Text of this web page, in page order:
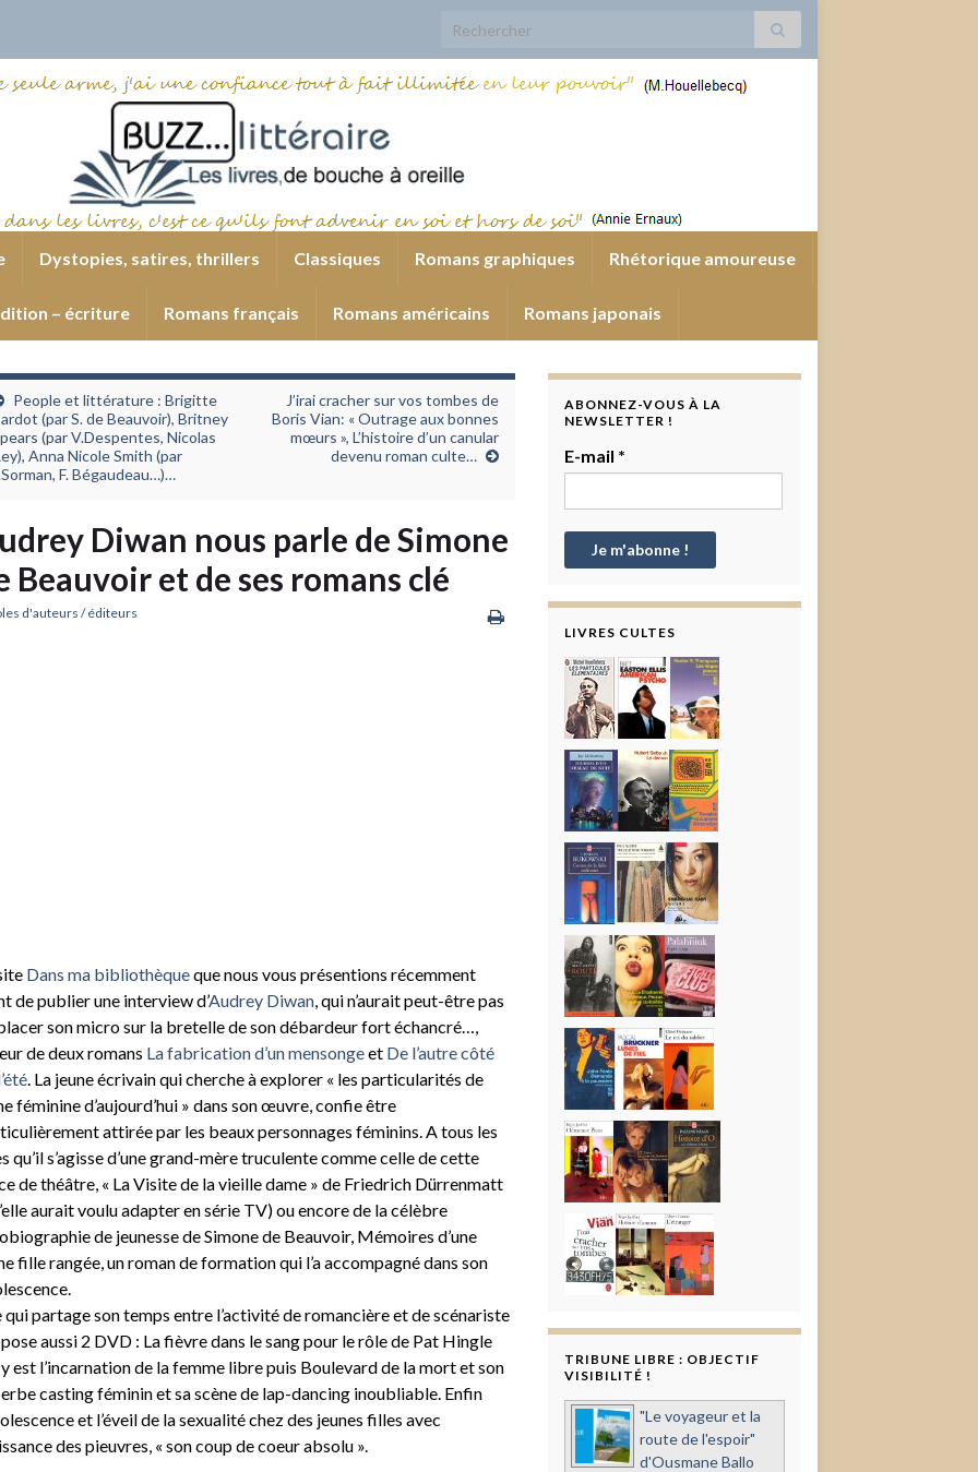
Search for:
Dystopies, satires, thrillers Classiques Romans graphiques Rhétorique amoureuse
– écriture Romans français Romans américains Romans japonais
People et littérature : Brigitte
(par S. de Beauvoir), Britney
(par V.Despentes, Nicolas
Anna Nicole Smith (par
F. Bégaudeau…)…
J’irai cracher sur vos tombes de
Boris Vian: « Outrage aux bonnes
mœurs », L’histoire d’un canular
devenu roman culte…
Diwan nous parle de Simone
Beauvoir et de ses romans clé
d'auteurs / éditeurs
Dans ma bibliothèqueque nous vous présentions récemment
de publier une interview d’Audrey Diwan, qui n’aurait peut-être pas
son micro sur la bretelle de son débardeur fort échancré…,
de deux romans La fabrication d’un mensongeet De l’autre côté
. La jeune écrivain qui cherche à explorer « les particularités de
féminine d’aujourd’hui » dans son œuvre, confie être
attirée par les beaux personnages féminins. A tous les
qu’il s’agisse d’une grand-mère truculente comme celle de cette
de théâtre, « La Visite de la vieille dame » de Friedrich Dürrenmatt
aurait voulu adapter en série TV) ou encore de la célèbre
de jeunesse de Simone de Beauvoir, Mémoires d’une
fille rangée, un roman de formation qui l’a accompagné dans son
qui partage son temps entre l’activité de romancière et de scénariste
aussi 2 DVD : La fièvre dans le sang pour le rôle de Pat Hingle
est l’incarnation de la femme libre puis Boulevard de la mort et son
casting féminin et sa scène de lap-dancing inoubliable. Enfin
et l’éveil de la sexualité chez des jeunes filles avec
des pieuvres, « son coup de coeur absolu ».
ABONNEZ-VOUS À LA
NEWSLETTER !
E-mail *
LIVRES CULTES
TRIBUNE LIBRE : OBJECTIF
VISIBILITÉ !
"Le voyageur et la
route de l'espoir"
d'Ousmane Ballo